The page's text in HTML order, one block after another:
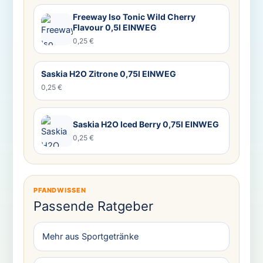
Freeway Iso Tonic Wild Cherry
Flavour 0,5l EINWEG
0,25 €
Saskia H2O Zitrone 0,75l EINWEG
0,25 €
Saskia H2O Iced Berry 0,75l EINWEG
0,25 €
PFANDWISSEN
Passende Ratgeber
Mehr aus Sportgetränke